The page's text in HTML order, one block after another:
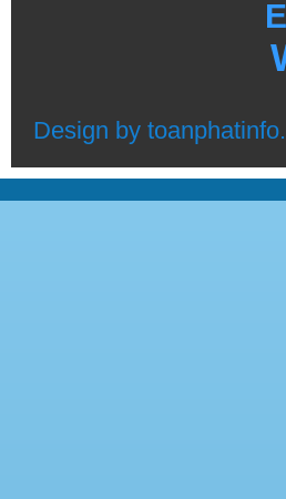
Design by